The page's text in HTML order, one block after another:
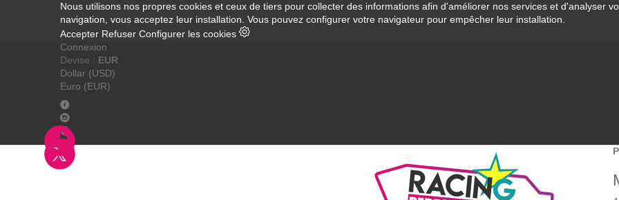
Nous utilisons nos propres cookies et ceux de tiers pour collecter des informations afin d'améliorer nos services et d'analyser
navigation, vous acceptez leur installation. Vous pouvez configurer votre navigateur pour empêcher leur installation.
Accepter Refuser Configurer les cookies
Connexion
Devise : EUR
Dollar (USD)
Euro (EUR)